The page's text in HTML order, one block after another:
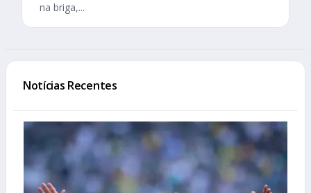
na briga,...
Notícias Recentes